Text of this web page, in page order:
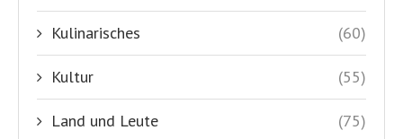
Kulinarisches (60)
Kultur (55)
Land und Leute (75)